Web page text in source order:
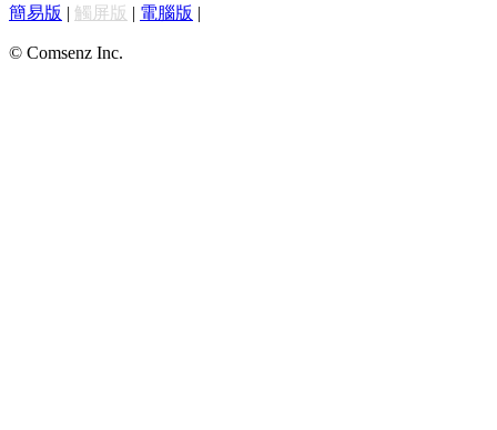
簡易版 | 觸屏版 | 電腦版 |
© Comsenz Inc.